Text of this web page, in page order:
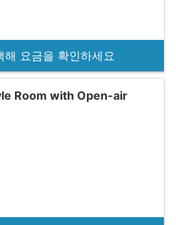
해 요금을 확인하세요
Room with Open-air